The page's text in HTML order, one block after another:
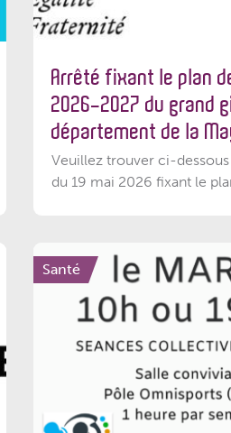
Arrêté fixant le plan
2026-2027 du grand
département de la
Veuillez trouver ci-dessous
du 19 mai 2026 fixant le
Santé